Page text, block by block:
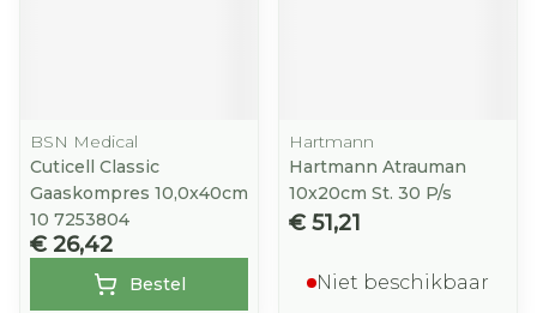
BSN Medical
Cuticell Classic
Gaaskompres 10,0x40cm
10 7253804
€ 26,42
Bestel
Hartmann
Hartmann Atrauman
10x20cm St. 30 P/s
€ 51,21
Niet beschikbaar